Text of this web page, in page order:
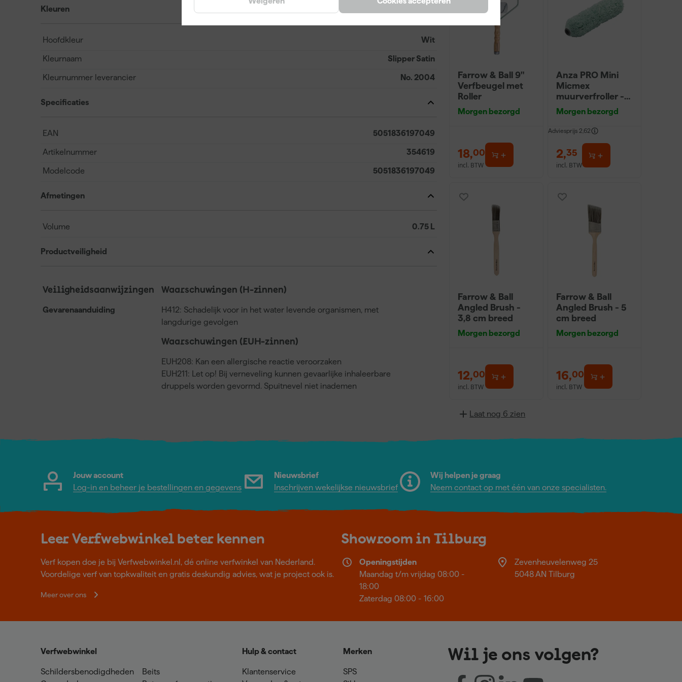
Kleuren
Hoofdkleur Wit
Kleurnaam Slipper Satin
Kleurnummer leverancier No. 2004
Specificaties
EAN 5051836197049
Artikelnummer 354619
Modelcode 5051836197049
Afmetingen
Volume 0.75 L
Productveiligheid
Veiligheidsaanwijzingen
Gevarenaanduiding
Waarschuwingen (H-zinnen)
H412: Schadelijk voor in het water levende organismen, met
langdurige gevolgen
Waarschuwingen (EUH-zinnen)
EUH208: Kan een allergische reactie veroorzaken
EUH211: Let op! Bij verneveling kunnen gevaarlijke inhaleerbare
druppels worden gevormd. Spuitnevel niet inademen
Farrow & Ball 9"
Verfbeugel met
Roller
Morgen bezorgd
18,00
incl. BTW
Anza PRO Mini
Micmex
muurverfroller -
10cm
Morgen bezorgd
Adviesprijs 2,62
2,35
incl. BTW
Farrow & Ball
Angled Brush -
3,8 cm breed
Morgen bezorgd
12,00
incl. BTW
Farrow & Ball
Angled Brush - 5
cm breed
Morgen bezorgd
16,00
incl. BTW
Laat nog 6 zien
Jouw account
Log-in en beheer je bestellingen en gegevens
Nieuwsbrief
Inschrijven wekelijkse nieuwsbrief
Wij helpen je graag
Neem contact op met één van onze specialisten.
Leer Verfwebwinkel beter kennen
Verf kopen doe je bij Verfwebwinkel.nl, dé online verfwinkel van Nederland.
Voordelige verf van topkwaliteit en gratis deskundig advies, wat je project ook is.
Meer over ons
Showroom in Tilburg
Openingstijden
Maandag t/m vrijdag 08:00 -
18:00
Zaterdag 08:00 - 16:00
Zevenheuvelenweg 25
5048 AN Tilburg
Verfwebwinkel
Schildersbenodigdheden
Beits
Hulp & contact
Klantenservice
Merken
SPS
Wil je ons volgen?